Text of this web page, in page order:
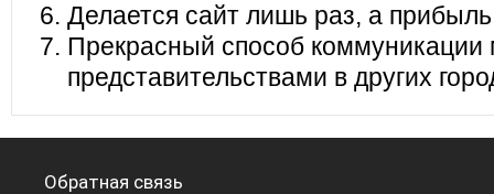
Делается сайт лишь раз, а
Прекрасный способ коммуникации
представительствами в других
Обратная связь